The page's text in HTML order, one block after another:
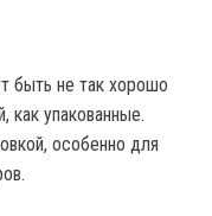
быть не так хорошо
как упакованные.
особенно для